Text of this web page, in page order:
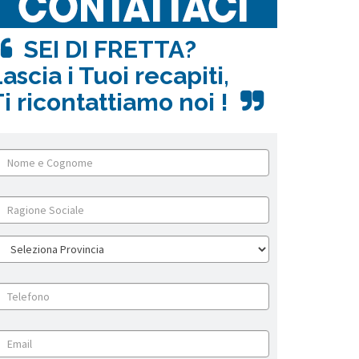
SEI DI FRETTA?
i Tuoi recapiti,
ricontattiamo noi !